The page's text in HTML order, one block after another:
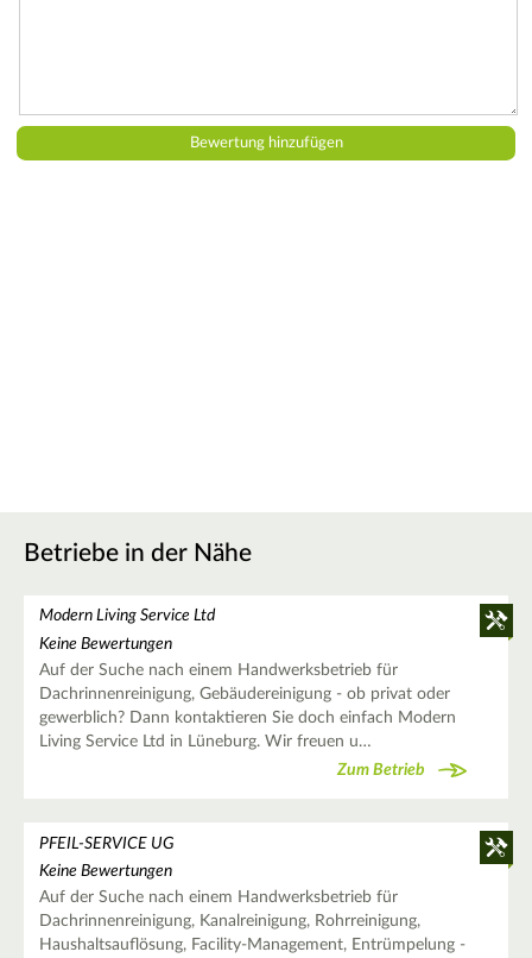
Betriebe in der Nähe
Modern Living Service Ltd
Keine Bewertungen
Auf der Suche nach einem Handwerksbetrieb für
Dachrinnenreinigung, Gebäudereinigung - ob privat oder
gewerblich? Dann kontaktieren Sie doch einfach Modern
Living Service Ltd in Lüneburg. Wir freuen u…
Zum Betrieb
PFEIL-SERVICE UG
Keine Bewertungen
Auf der Suche nach einem Handwerksbetrieb für
Dachrinnenreinigung, Kanalreinigung, Rohrreinigung,
Haushaltsauflösung, Facility-Management, Entrümpelung -